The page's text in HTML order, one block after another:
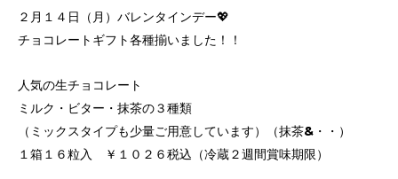
２月１４日（月）バレンタインデー💖
チョコレートギフト各種揃いました！！
人気の生チョコレート
ミルク・ビター・抹茶の３種類
（ミックスタイプも少量ご用意しています）（抹茶&・・）
１箱１６粒入 ￥１０２６税込（冷蔵２週間賞味期限）